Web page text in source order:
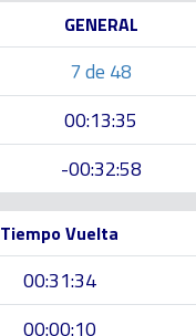
GENERAL
7 de 48
00:13:35
-00:32:58
Tiempo Vuelta
00:31:34
00:00:10